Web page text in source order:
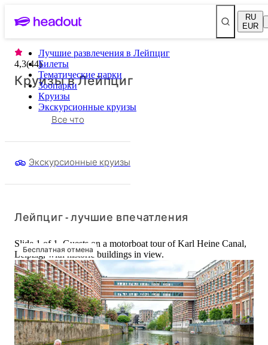
RU
EUR
Лучшие развлечения в Лейпциг
Билеты
Тематические парки
Зоопарки
Круизы
Экскурсионные круизы
4,3(44)
Круизы в Лейпциг
Все что
Экскурсионные круизы
Лейпциг - лучшие впечатления
Бесплатная отмена
Slide 1 of 1, Guests on a motorboat tour of Karl Heine Canal,
Leipzig, with historic buildings in view.